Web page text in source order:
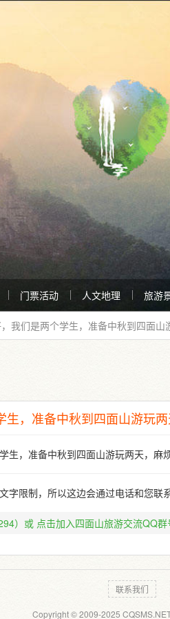
门票活动 人文地理 旅游
我们是两个学生，准备中秋到四面山
，准备中秋到四面山游玩
生，准备中秋到四面山游玩两天，麻
字限制，所以这边会通过电话和您联
）或 点击加入四面山旅游交流QQ
联系我们
Copyright © 2009-2025